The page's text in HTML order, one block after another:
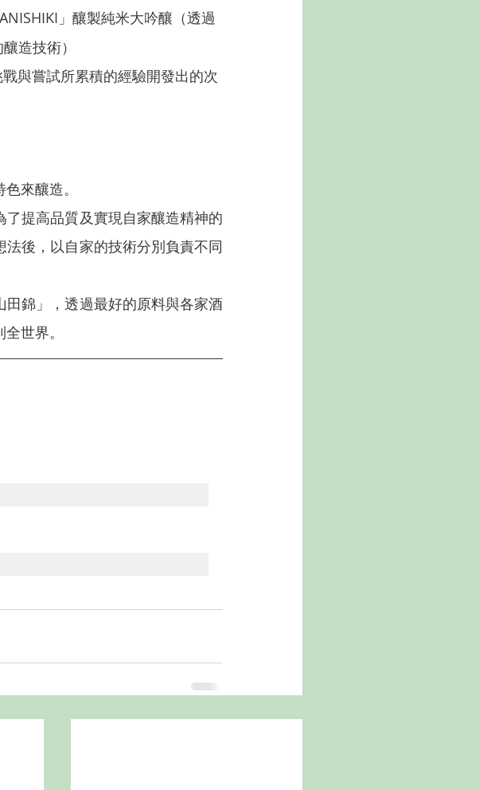
」釀製純米大吟釀（透過
造技術）
與嘗試所累積的經驗開發出的次
來釀造。
提高品質及實現自家釀造精神的
後，以自家的技術分別負責不同
錦」，透過最好的原料與各家酒
世界。